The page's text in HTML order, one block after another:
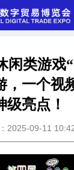
闲类游戏
，一个视
级亮点！
2025-09-11